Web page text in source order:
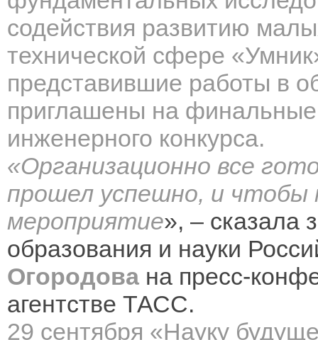
содействия развитию
технической сфере
представившие работы в
приглашены на финальные
инженерного конкурса.
«Организационно все
прошел успешно, и чтобы
мероприятие», – сказала
образования и науки
Огородова на пресс-
агентстве ТАСС.
29 сентября «Науку